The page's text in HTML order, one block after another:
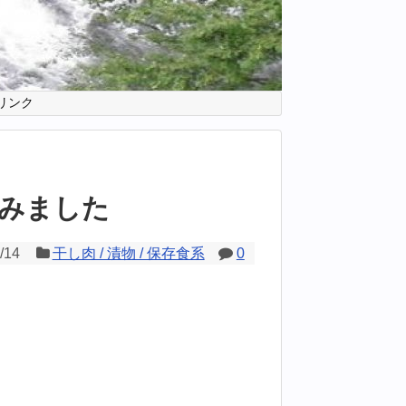
ンク
ました
14 干し肉 / 漬物 / 保存食系 0